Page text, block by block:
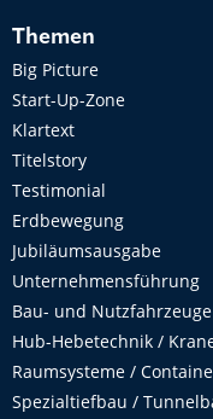
Themen
Big Picture
Start-Up-Zone
Klartext
Titelstory
Testimonial
Erdbewegung
Jubiläumsausgabe
Unternehmensführung
Bau- und Nutzfahrzeuge
Hub-Hebetechnik /
Raumsysteme /
Spezialtiefbau /